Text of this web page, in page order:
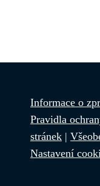
Informace o
Pravidla
stránek |
Nastavení